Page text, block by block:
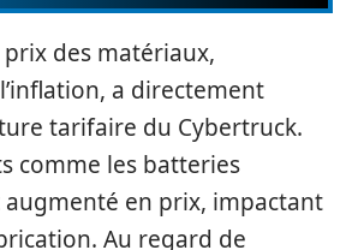
des matériaux,
a directement
tarifaire du Cybertruck.
comme les batteries
en prix, impactant
Au regard de